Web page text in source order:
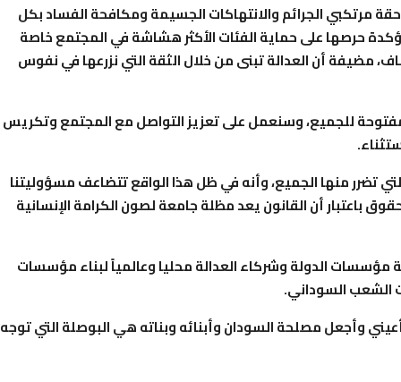
مرتكبي الجرائم والانتهاكات الجسيمة ومكافحة الفساد بكل
حرصها على حماية الفئات الأكثر هشاشة في المجتمع خاصة
مضيفة أن العدالة تبنى من خلال الثقة التي نزرعها في نفوس
مفتوحة للجميع، وسنعمل على تعزيز التواصل مع المجتمع وتكريس
تضرر منها الجميع، وأنه في ظل هذا الواقع تتضاعف مسؤوليتنا
باعتبار أن القانون يعد مظلة جامعة لصون الكرامة الإنسانية
الدولة وشركاء العدالة محليا وعالمياً لبناء مؤسسات
الشعب السوداني.
وأجعل مصلحة السودان وأبنائه وبناته هي البوصلة التي توجه